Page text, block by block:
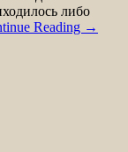
либо
Reading →